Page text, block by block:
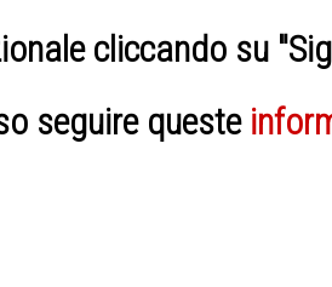
cliccando su
seguire queste